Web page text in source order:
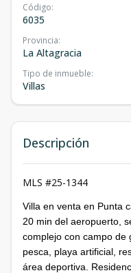
Código:
6035
Provincia:
La Altagracia
Tipo de inmueble:
Villas
Descripción
MLS #25-1344
Villa en venta en Punta
20 min del aeropuerto,
complejo con campo de
pesca, playa artificial,
área deportiva.